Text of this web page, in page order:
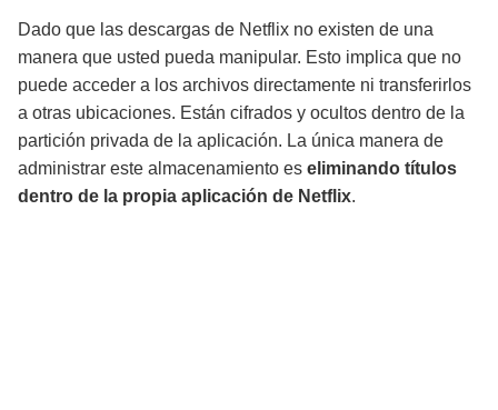
Dado que las descargas de Netflix no existen de una
manera que usted pueda manipular. Esto implica que no
puede acceder a los archivos directamente ni transferirlos
a otras ubicaciones. Están cifrados y ocultos dentro de la
partición privada de la aplicación. La única manera de
administrar este almacenamiento es eliminando títulos
dentro de la propia aplicación de Netflix.